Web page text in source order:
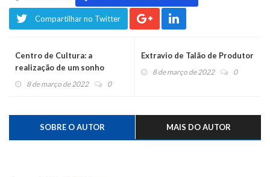
Compartilhar no Twitter
Centro de Cultura: a
realização de um sonho
8 de março de 2022 0
Extravio de Talão de Produtor
8 de março de 2022 0
SOBRE O AUTOR MAIS DO AUTOR